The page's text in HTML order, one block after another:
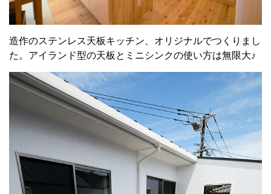
造作のステンレス天板キッチン、オリジナルでつくりまし
た。アイランド型の天板とミニシンクの使い方は無限大♪